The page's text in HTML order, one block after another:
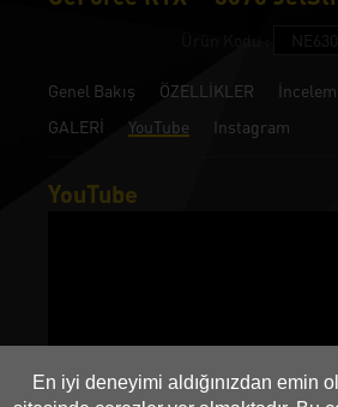
En iyi deneyimi aldığınızdan emin
Genel Bakış ÖZELLİKLER
GALERİ
YouTube Instagram
YouTube